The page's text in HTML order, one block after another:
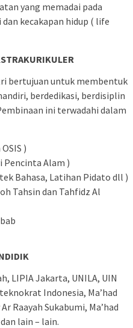
yang memadai pada
kecakapan hidup ( life
bertujuan untuk membentuk
berdedikasi, berdisiplin
ini terwadahi dalam
)
Pencinta Alam )
Bahasa, Latihan Pidato dll )
Tahsin dan Tahfidz Al
LIPIA Jakarta, UNILA, UIN
Indonesia, Ma’had
Raayah Sukabumi, Ma’had
lain – lain.